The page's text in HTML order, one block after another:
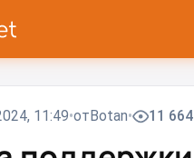
11:49 от Вotan 11 664